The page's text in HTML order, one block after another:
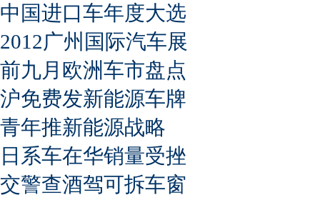
中国进口车年度大选
2012广州国际汽车展
前九月欧洲车市盘点
沪免费发新能源车牌
青年推新能源战略
日系车在华销量受挫
交警查酒驾可拆车窗